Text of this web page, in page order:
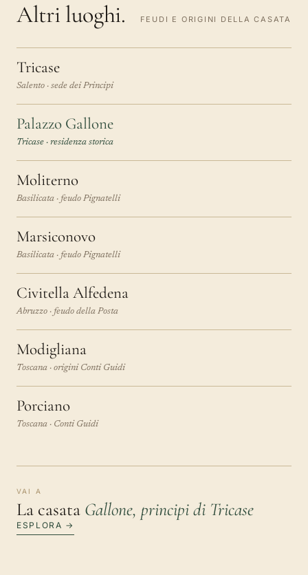
Altri luoghi. FEUDI E ORIGINI DELLA CASATA
Tricase
Salento · sede dei Principi
Palazzo Gallone
Tricase · residenza storica
Moliterno
Basilicata · feudo Pignatelli
Marsiconovo
Basilicata · feudo Pignatelli
Civitella Alfedena
Abruzzo · feudo della Posta
Modigliana
Toscana · origini Conti Guidi
Porciano
Toscana · Conti Guidi
VAI A
La casata Gallone, principi di Tricase
ESPLORA →